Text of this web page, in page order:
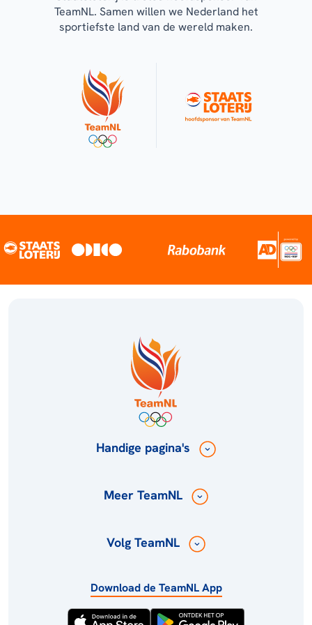
TeamNL. Samen willen we Nederland het
sportiefste land van de wereld maken.
Handige pagina's
Meer TeamNL
Volg TeamNL
Download de TeamNL App